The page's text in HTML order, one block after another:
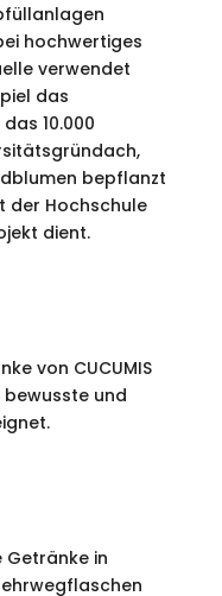
hochwertiges
verwendet
das
10.000
bepflanzt
der Hochschule
dient.
von CUCUMIS
und
in